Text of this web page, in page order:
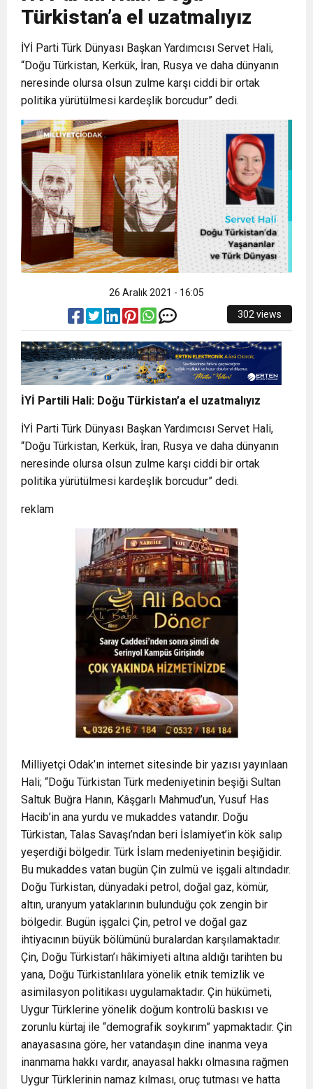
6:19
CUMHURİYET BAYRAMI MESAJI
17:36 KURUMLAR VERGİSİ ERTELENDİ
DUYURUSU
21:40 CEYLANDERE’DE BAŞKAN EMRAH
KARAÇAY’A SEVGİ SELİ
18:22 BAŞKAN SAMİ ÜSTÜN’DEN
GÖNÜLLERE DOKUNAN ZİYARET
Türkistan’a el uzatmalıyız
İYİ Parti Türk Dünyası Başkan Yardımcısı Servet Hali,
“Doğu Türkistan, Kerkük, İran, Rusya ve daha dünyanın
neresinde olursa olsun zulme karşı ciddi bir ortak
politika yürütülmesi kardeşlik borcudur” dedi.
26 Aralık 2021 - 16:05
302 views
İYİ Partili Hali: Doğu Türkistan’a el uzatmalıyız
İYİ Parti Türk Dünyası Başkan Yardımcısı Servet Hali,
“Doğu Türkistan, Kerkük, İran, Rusya ve daha dünyanın
neresinde olursa olsun zulme karşı ciddi bir ortak
politika yürütülmesi kardeşlik borcudur” dedi.
reklam
Milliyetçi Odak’ın internet sitesinde bir yazısı yayınlaan
Hali; “Doğu Türkistan Türk medeniyetinin beşiği Sultan
Saltuk Buğra Hanın, Kâşgarlı Mahmud’un, Yusuf Has
Hacib’in ana yurdu ve mukaddes vatandır. Doğu
Türkistan, Talas Savaşı’ndan beri İslamiyet’in kök salıp
yeşerdiği bölgedir. Türk İslam medeniyetinin beşiğidir.
Bu mukaddes vatan bugün Çin zulmü ve işgali altındadır.
Doğu Türkistan, dünyadaki petrol, doğal gaz, kömür,
altın, uranyum yataklarının bulunduğu çok zengin bir
bölgedir. Bugün işgalci Çin, petrol ve doğal gaz
ihtiyacının büyük bölümünü buralardan karşılamaktadır.
Çin, Doğu Türkistan’ı hâkimiyeti altına aldığı tarihten bu
yana, Doğu Türkistanlılara yönelik etnik temizlik ve
asimilasyon politikası uygulamaktadır. Çin hükümeti,
Uygur Türklerine yönelik doğum kontrolü baskısı ve
zorunlu kürtaj ile “demografik soykırım” yapmaktadır. Çin
anayasasına göre, her vatandaşın dine inanma veya
inanmama hakkı vardır, anayasal hakkı olmasına rağmen
Uygur Türklerinin namaz kılması, oruç tutması ve hatta